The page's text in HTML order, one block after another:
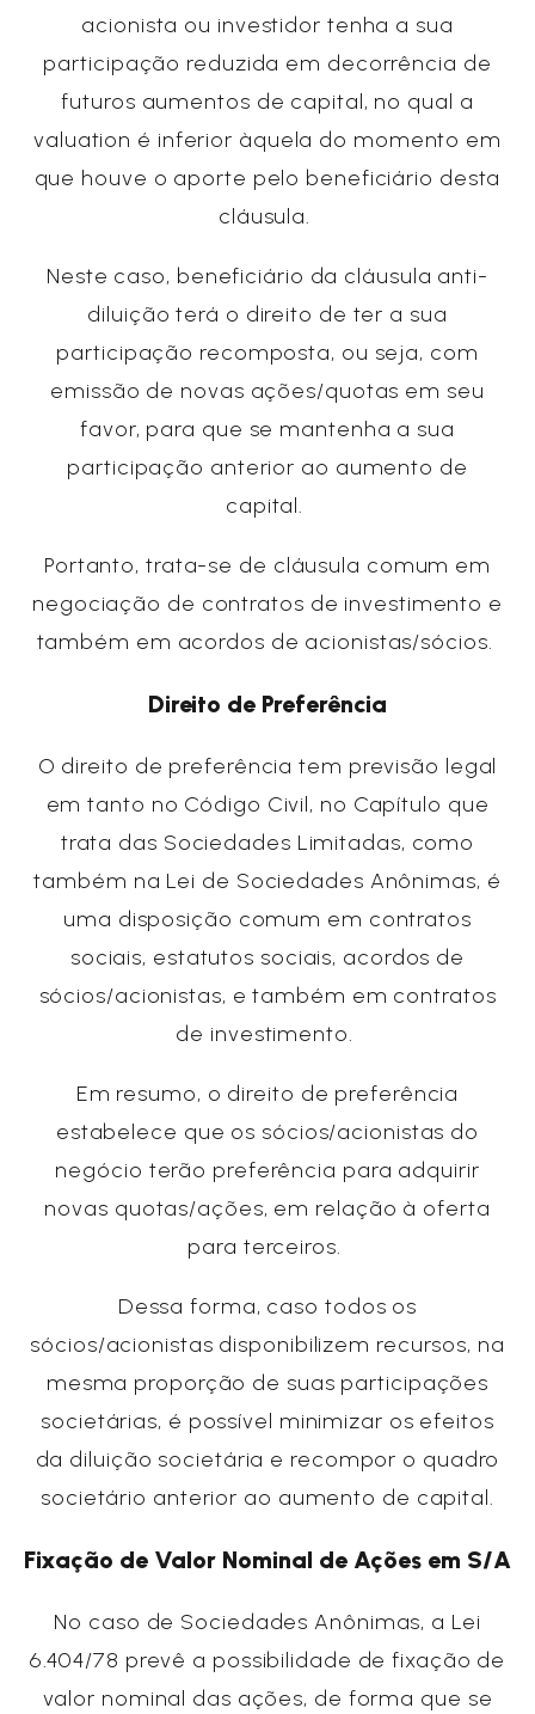
acionista ou investidor tenha a sua
participação reduzida em decorrência de
futuros aumentos de capital, no qual a
valuation é inferior àquela do momento em
que houve o aporte pelo beneficiário desta
cláusula.
Neste caso, beneficiário da cláusula anti-
diluição terá o direito de ter a sua
participação recomposta, ou seja, com
emissão de novas ações/quotas em seu
favor, para que se mantenha a sua
participação anterior ao aumento de
capital.
Portanto, trata-se de cláusula comum em
negociação de contratos de investimento e
também em acordos de acionistas/sócios.
Direito de Preferência
O direito de preferência tem previsão legal
em tanto no Código Civil, no Capítulo que
trata das Sociedades Limitadas, como
também na Lei de Sociedades Anônimas, é
uma disposição comum em contratos
sociais, estatutos sociais, acordos de
sócios/acionistas, e também em contratos
de investimento.
Em resumo, o direito de preferência
estabelece que os sócios/acionistas do
negócio terão preferência para adquirir
novas quotas/ações, em relação à oferta
para terceiros.
Dessa forma, caso todos os
sócios/acionistas disponibilizem recursos, na
mesma proporção de suas participações
societárias, é possível minimizar os efeitos
da diluição societária e recompor o quadro
societário anterior ao aumento de capital.
Fixação de Valor Nominal de Ações em S/A
No caso de Sociedades Anônimas, a Lei
6.404/78 prevê a possibilidade de fixação de
valor nominal das ações, de forma que se